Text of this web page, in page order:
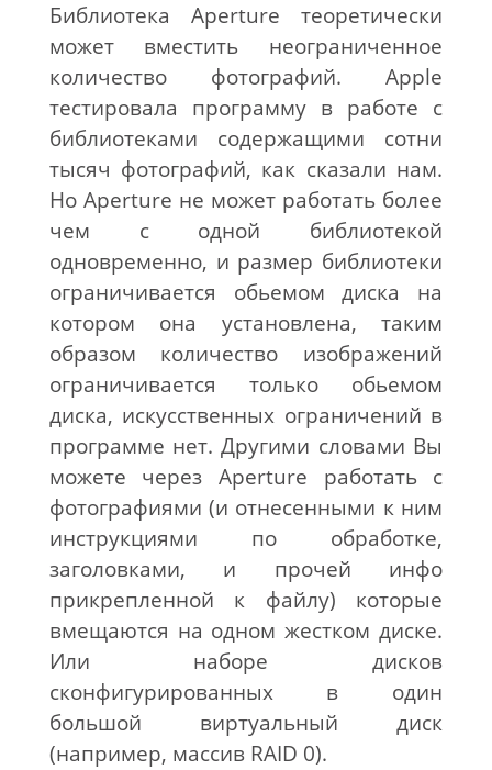
Библиотека Aperture теоретически
может вместить неограниченное
количество фотографий. Apple
тестировала программу в работе с
библиотеками содержащими сотни
тысяч фотографий, как сказали нам.
Но Aperture не может работать более
чем с одной библиотекой
одновременно, и размер библиотеки
ограничивается обьемом диска на
котором она установлена, таким
образом количество изображений
ограничивается только обьемом
диска, искусственных ограничений в
программе нет. Другими словами Вы
можете через Aperture работать с
фотографиями (и отнесенными к ним
инструкциями по обработке,
заголовками, и прочей инфо
прикрепленной к файлу) которые
вмещаются на одном жестком диске.
Или наборе дисков
сконфигурированных в один
большой виртуальный диск
(например, массив RAID 0).